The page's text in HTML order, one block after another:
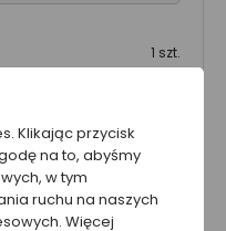
1 szt.
brutto
netto
Klikając przycisk
na to, abyśmy
w tym
ruchu na naszych
Więcej